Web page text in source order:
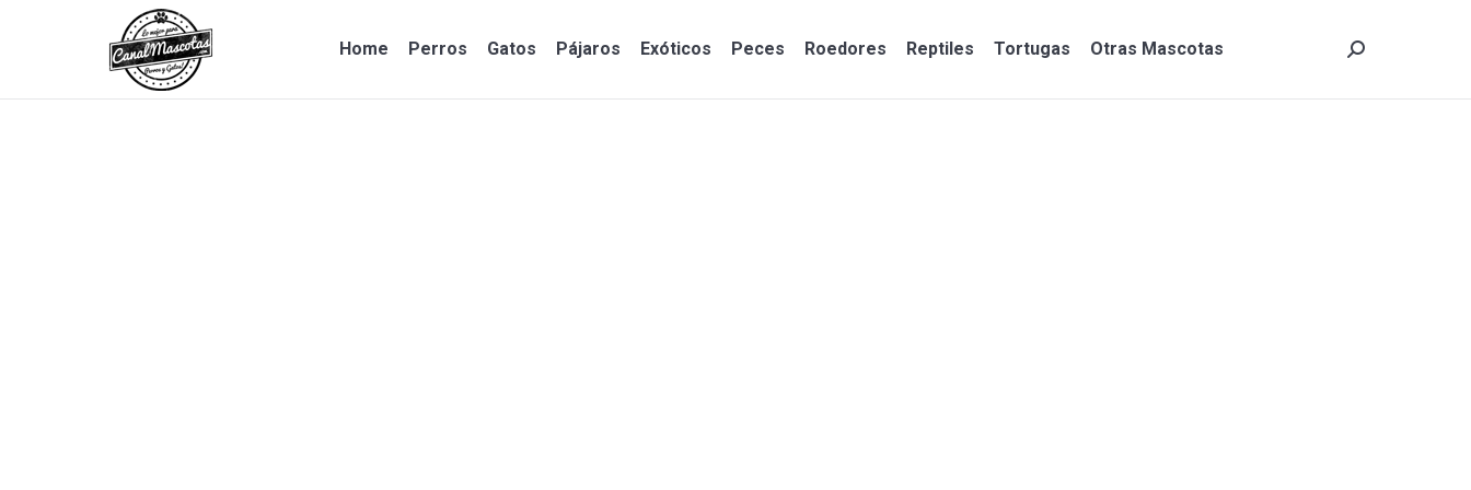
Home Perros Gatos Pájaros Exóticos Peces Roedores Reptiles Tortugas Otras Mascotas Search:
Home Perros Gatos Pájaros Exóticos Peces Roedores Reptiles Tortugas Otras Mascotas Search: